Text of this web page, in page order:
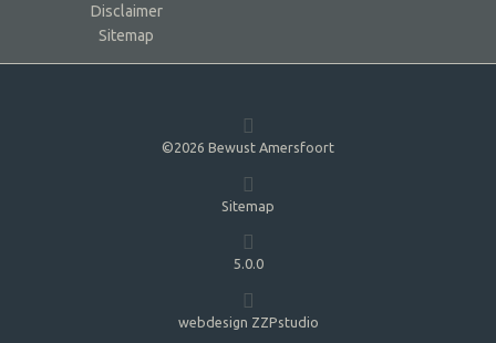
Disclaimer
Sitemap
©2026 Bewust Amersfoort
Sitemap
5.0.0
webdesign ZZPstudio